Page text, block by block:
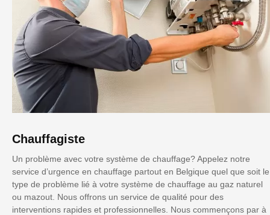
Chauffagiste
Un problème avec votre système de chauffage? Appelez notre
service d’urgence en chauffage partout en Belgique quel que soit le
type de problème lié à votre système de chauffage au gaz naturel
ou mazout. Nous offrons un service de qualité pour des
interventions rapides et professionnelles. Nous commençons par à